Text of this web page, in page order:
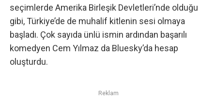
seçimlerde Amerika Birleşik Devletleri’nde olduğu
gibi, Türkiye’de de muhalif kitlenin sesi olmaya
başladı. Çok sayıda ünlü ismin ardından başarılı
komedyen Cem Yılmaz da Bluesky’da hesap
oluşturdu.
Reklam